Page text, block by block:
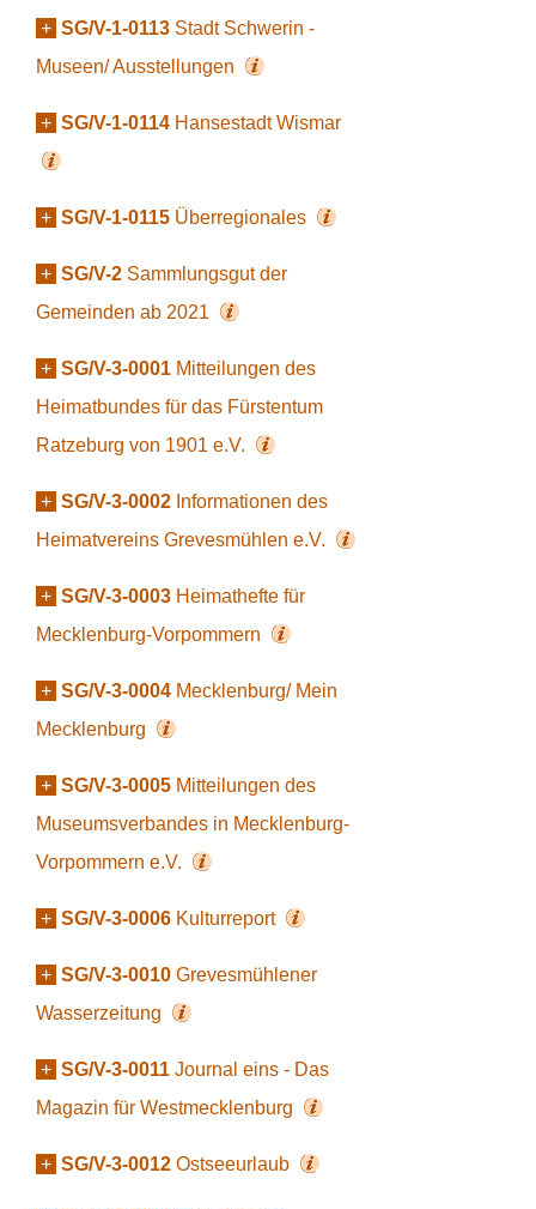
+ SG/V-1-0113 Stadt Schwerin -
Museen/ Ausstellungen
+ SG/V-1-0114 Hansestadt Wismar
+ SG/V-1-0115 Überregionales
+ SG/V-2 Sammlungsgut der
Gemeinden ab 2021
+ SG/V-3-0001 Mitteilungen des
Heimatbundes für das Fürstentum
Ratzeburg von 1901 e.V.
+ SG/V-3-0002 Informationen des
Heimatvereins Grevesmühlen e.V.
+ SG/V-3-0003 Heimathefte für
Mecklenburg-Vorpommern
+ SG/V-3-0004 Mecklenburg/ Mein
Mecklenburg
+ SG/V-3-0005 Mitteilungen des
Museumsverbandes in Mecklenburg-
Vorpommern e.V.
+ SG/V-3-0006 Kulturreport
+ SG/V-3-0010 Grevesmühlener
Wasserzeitung
+ SG/V-3-0011 Journal eins - Das
Magazin für Westmecklenburg
+ SG/V-3-0012 Ostseeurlaub